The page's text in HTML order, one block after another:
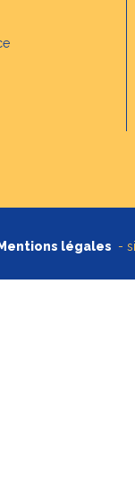
Mentions légales -